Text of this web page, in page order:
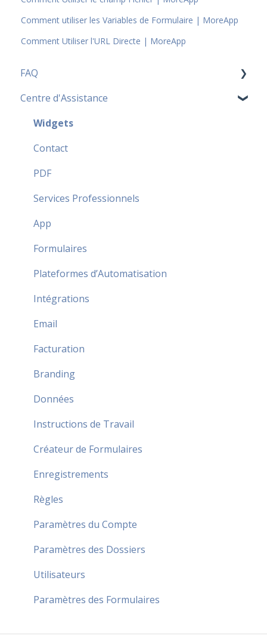
Comment utiliser les Variables de Formulaire | MoreApp
Comment Utiliser l'URL Directe | MoreApp
FAQ
Tarification FAQ
FAQ Fréquentes
Sécurité FAQ
FAQ Partenaire
Centre d'Assistance
Widgets
Contact
PDF
Services Professionnels
App
Formulaires
Plateformes d’Automatisation
Intégrations
Email
Facturation
Branding
Données
Instructions de Travail
Créateur de Formulaires
Enregistrements
Règles
Paramètres du Compte
Paramètres des Dossiers
Utilisateurs
Paramètres des Formulaires